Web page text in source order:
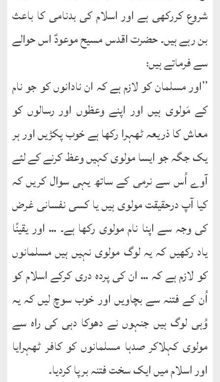
شروع کررکھی ہے اور اسلام کی بدنامی کا باعث
بن رہے ہیں۔ حضرت اقدس مسیح موعودؑ اس حوالے
سے فرماتے ہیں:
’’اور مسلمان کو لازم ہے کہ ان نادانوں کو جو نام
کے مَولوی ہیں اور اپنے وعظوں اور رسالوں کو
معاش کا ذریعہ ٹھہرا رکھا ہے خوب پکڑیں اور ہر
یک جگہ جو ایسا مولوی کہیں وعظ کرنے کے لئے
آوے اُس سے نرمی کے ساتھ یہی سوال کریں کہ
کیا آپ درحقیقت مولوی ہیں یا کسی نفسانی غرض
کی وجہ سے اپنا نام مولوی رکھا ہے۔ … اور یقینًا
یاد رکھیں کہ یہ لوگ مولوی نہیں ہیں مسلمانوں
کو لازم ہے کہ … ان کی پردہ دری کرکے اسلام کو
اُن کے فتنہ سے بچاویں اور خوب سوچ لیں کہ یہ
وُہی لوگ ہیں جنہوں نے دھوکا دہی کی راہ سے
مولوی کہلاکر صدہا مسلمانوں کو کافر ٹھہرایا
اور اسلام میں ایک سخت فتنہ برپا کردیا۔